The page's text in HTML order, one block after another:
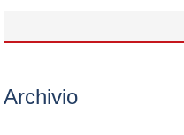
Archivio